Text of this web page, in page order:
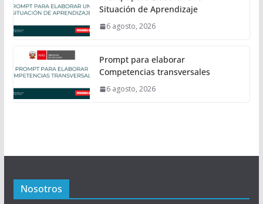
Situación de Aprendizaje
6 agosto, 2026
Prompt para elaborar
Competencias transversales
6 agosto, 2026
Nosotros